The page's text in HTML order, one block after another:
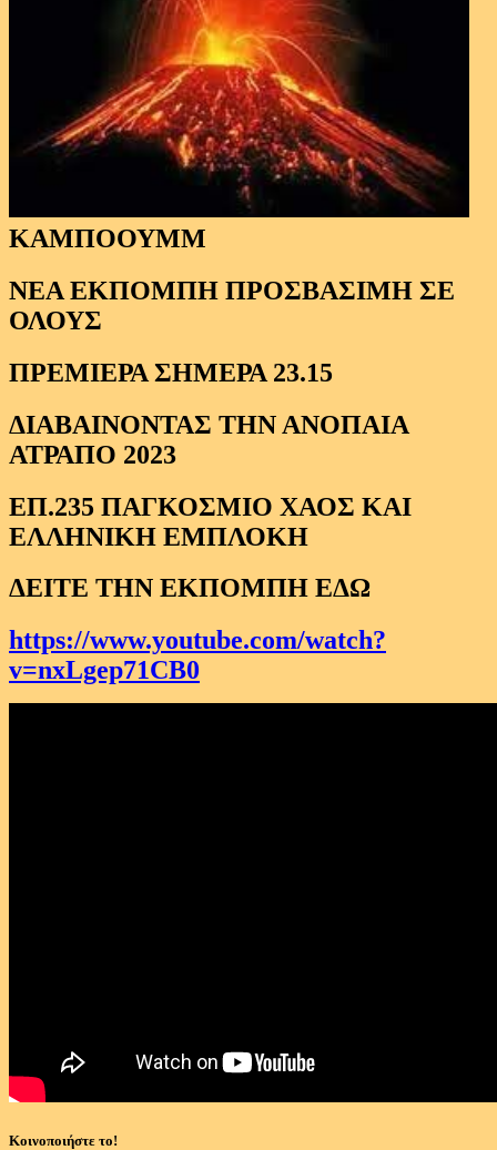
ΚΑΜΠΟΟΥΜΜ
ΝΕΑ ΕΚΠΟΜΠΗ ΠΡΟΣΒΑΣΙΜΗ ΣΕ
ΟΛΟΥΣ
ΠΡΕΜΙΕΡΑ ΣΗΜΕΡΑ 23.15
ΔΙΑΒΑΙΝΟΝΤΑΣ ΤΗΝ ΑΝΟΠΑΙΑ
ΑΤΡΑΠΟ 2023
ΕΠ.235 ΠΑΓΚΟΣΜΙΟ ΧΑΟΣ ΚΑΙ
ΕΛΛΗΝΙΚΗ ΕΜΠΛΟΚΗ
ΔΕΙΤΕ ΤΗΝ ΕΚΠΟΜΠΗ ΕΔΩ
https://www.youtube.com/watch?
v=nxLgep71CB0
Κοινοποιήστε το!